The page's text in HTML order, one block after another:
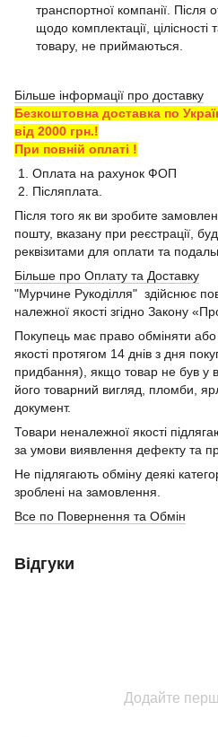
транспортної компанії. Після
щодо комплектації, цілісності
товару, не приймаються.
Більше інформації про доставку
Безкоштовна доставка по
від 2000 грн.!
При повній оплаті !
1. Оплата на рахунок ФОП
2. Післяплата.
Після того як ви зробите
пошту, вказану при реєстрації,
реквізитами для оплати та
Більше про Оплату та Доставку
"Мурчине Рукоділля" здійснює
належної якості згідно Закону
Покупець має право обміняти
якості протягом 14 днів з дня
придбання), якщо товар не був у
його товарний вигляд, пломби,
документ.
Товари неналежної якості
за умови виявлення дефекту та
Не підлягають обміну деякі
зроблені на замовлення.
Все по Повернення та Обмін
Відгуки
Додайте